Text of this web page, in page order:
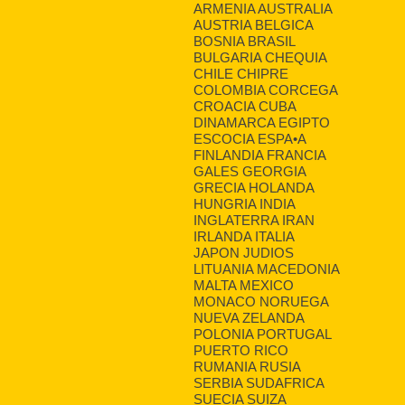
ARMENIA AUSTRALIA
AUSTRIA BELGICA
BOSNIA BRASIL
BULGARIA CHEQUIA
CHILE CHIPRE
COLOMBIA CORCEGA
CROACIA CUBA
DINAMARCA EGIPTO
ESCOCIA ESPA•A
FINLANDIA FRANCIA
GALES GEORGIA
GRECIA HOLANDA
HUNGRIA INDIA
INGLATERRA IRAN
IRLANDA ITALIA
JAPON JUDIOS
LITUANIA MACEDONIA
MALTA MEXICO
MONACO NORUEGA
NUEVA ZELANDA
POLONIA PORTUGAL
PUERTO RICO
RUMANIA RUSIA
SERBIA SUDAFRICA
SUECIA SUIZA